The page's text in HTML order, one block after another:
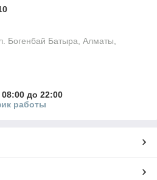
Богенбай Батыра, Алматы,
до 22:00
работы